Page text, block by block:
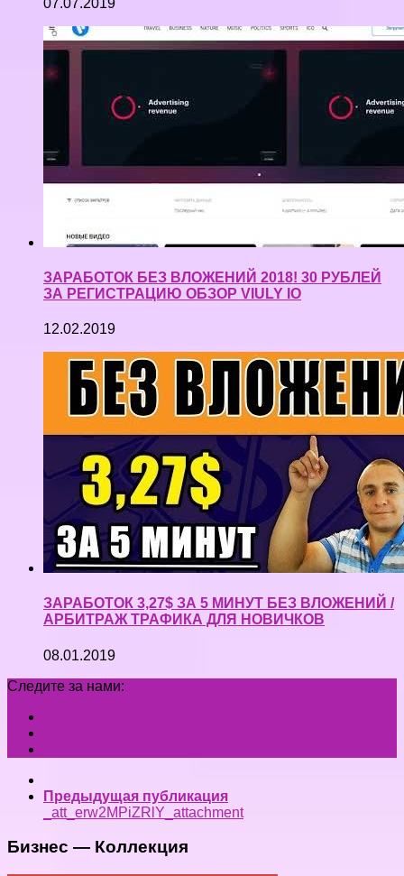
ЗАРАБОТОК БЕЗ ВЛОЖЕНИЙ 2018! 30 РУБЛЕЙ
ЗА РЕГИСТРАЦИЮ ОБЗОР VIULY IO
12.02.2019
ЗАРАБОТОК 3,27$ ЗА 5 МИНУТ БЕЗ ВЛОЖЕНИЙ /
АРБИТРАЖ ТРАФИКА ДЛЯ НОВИЧКОВ
08.01.2019
Следите за нами:
Предыдущая публикация
_att_erw2MPiZRlY_attachment
Бизнес — Коллекция